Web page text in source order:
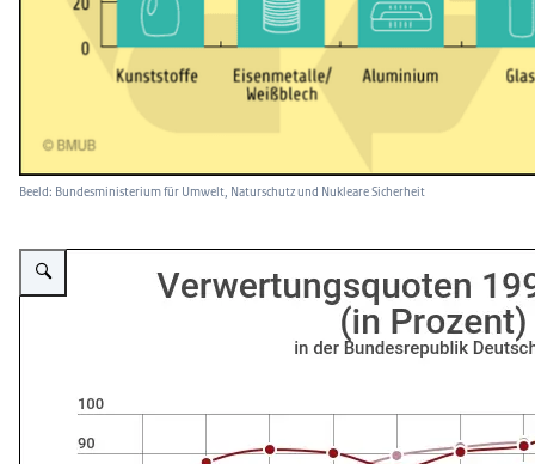
Beeld: Bundesministerium für Umwelt, Naturschutz und Nukleare Sicherheit
Vergroot afbeelding Circulaire landbouw